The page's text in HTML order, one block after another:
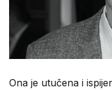
Ona je utučena i